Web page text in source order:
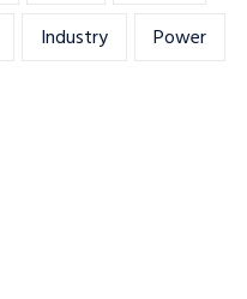
Industry
Power